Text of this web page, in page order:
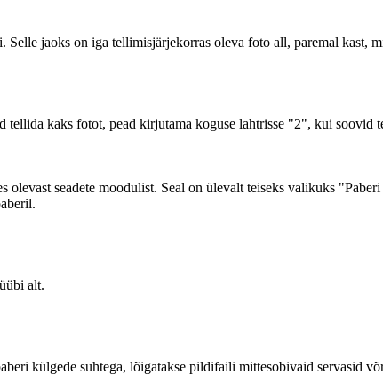
jaoks on iga tellimisjärjekorras oleva foto all, paremal kast,
tellida kaks fotot, pead kirjutama koguse lahtrisse "2", kui soovid
seadete moodulist. Seal on ülevalt teiseks valikuks
alt.
külgede suhtega, lõigatakse pildifaili mittesobivaid servasid